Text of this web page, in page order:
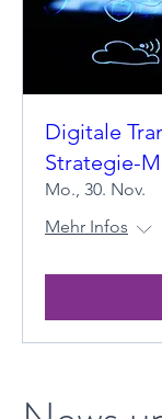
Digitale
Strategie-
Mo., 30. Nov.
Mehr Infos